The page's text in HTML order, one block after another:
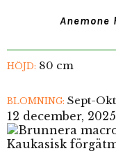
Anemone
HÖJD: 80 cm
BLOMNING: Sept-Okt
12 december, 2025